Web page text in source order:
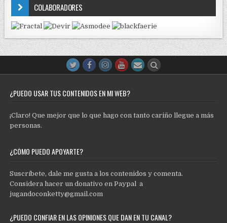
COLABORADORES
¿PUEDO USAR TUS CONTENIDOS EN MI WEB?
¡Claro! Que mejor que lo que hago con tanto cariño llegue a más
personas.
¿CÓMO PUEDO APOYARTE?
Suscríbete, dale me gusta a los contenidos y comenta.
Considera hacer un donativo en Paypal a
jugandoconketty@gmail.com
¿PUEDO CONFIAR EN LAS OPINIONES QUE DAN EN TU CANAL?